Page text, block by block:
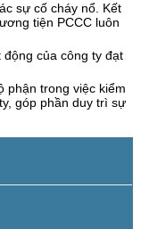
sự cố cháy nổ. Kết
tiện PCCC luôn
của công ty đạt
trong việc kiểm
góp phần duy trì sự